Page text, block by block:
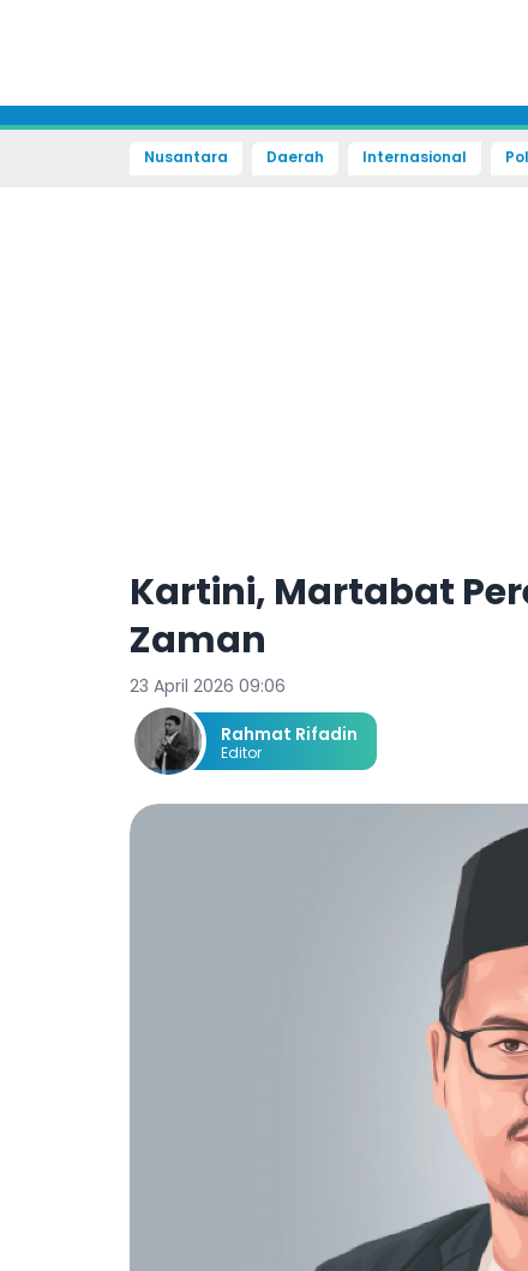
Nusantara Daerah Internasional
Kartini, Martabat
Zaman
23 April 2026 09:06
Rahmat Rifadin
Editor